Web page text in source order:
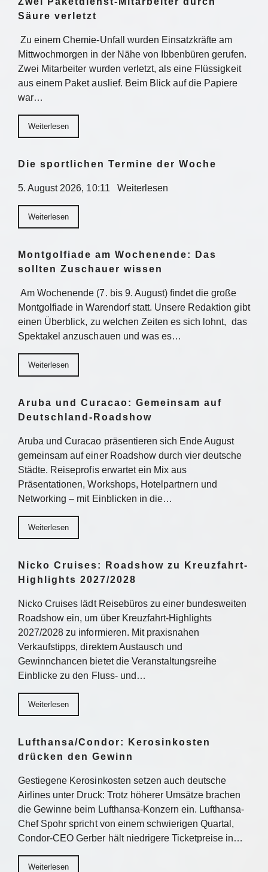
Säure verletzt
Zu einem Chemie-Unfall wurden Einsatzkräfte am
Mittwochmorgen in der Nähe von Ibbenbüren gerufen.
Zwei Mitarbeiter wurden verletzt, als eine Flüssigkeit
aus einem Paket auslief. Beim Blick auf die Papiere
war…
Weiterlesen
Die sportlichen Termine der Woche
5. August 2026, 10:11 Weiterlesen
Weiterlesen
Montgolfiade am Wochenende: Das
sollten Zuschauer wissen
Am Wochenende (7. bis 9. August) findet die große
Montgolfiade in Warendorf statt. Unsere Redaktion gibt
einen Überblick, zu welchen Zeiten es sich lohnt, das
Spektakel anzuschauen und was es…
Weiterlesen
Aruba und Curacao: Gemeinsam auf
Deutschland-Roadshow
Aruba und Curacao präsentieren sich Ende August
gemeinsam auf einer Roadshow durch vier deutsche
Städte. Reiseprofis erwartet ein Mix aus
Präsentationen, Workshops, Hotelpartnern und
Networking – mit Einblicken in die…
Weiterlesen
Nicko Cruises: Roadshow zu Kreuzfahrt-
Highlights 2027/2028
Nicko Cruises lädt Reisebüros zu einer bundesweiten
Roadshow ein, um über Kreuzfahrt-Highlights
2027/2028 zu informieren. Mit praxisnahen
Verkaufstipps, direktem Austausch und
Gewinnchancen bietet die Veranstaltungsreihe
Einblicke zu den Fluss- und…
Weiterlesen
Lufthansa/Condor: Kerosinkosten
drücken den Gewinn
Gestiegene Kerosinkosten setzen auch deutsche
Airlines unter Druck: Trotz höherer Umsätze brachen
die Gewinne beim Lufthansa-Konzern ein. Lufthansa-
Chef Spohr spricht von einem schwierigen Quartal,
Condor-CEO Gerber hält niedrigere Ticketpreise in…
Weiterlesen